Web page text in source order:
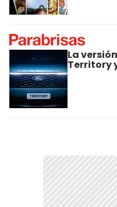
La
Territory